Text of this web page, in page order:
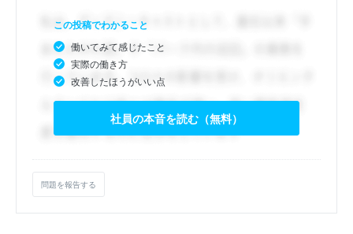
この投稿でわかること
働いてみて感じたこと
実際の働き方
改善したほうがいい点
社員の本音を読む（無料）
問題を報告する